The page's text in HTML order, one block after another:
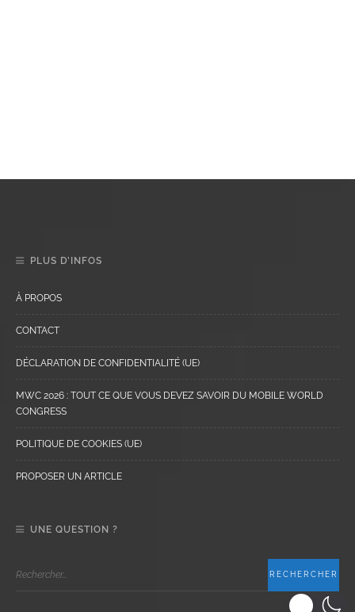
PLUS D’INFOS
À PROPOS
CONTACT
DÉCLARATION DE CONFIDENTIALITÉ (UE)
MWC 2026 : TOUT CE QUE VOUS DEVEZ SAVOIR DU MOBILE WORLD
CONGRESS
POLITIQUE DE COOKIES (UE)
PROPOSER UN ARTICLE
UNE QUESTION ?